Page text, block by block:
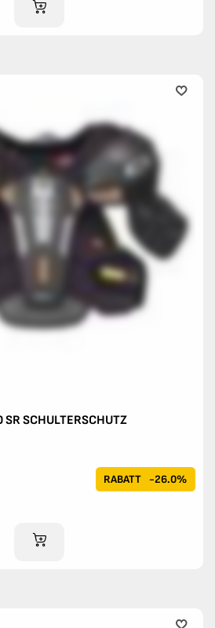
IM WARENKORB
SR SCHULTERSCHUTZ
RABATT -26.0%
IM WARENKORB